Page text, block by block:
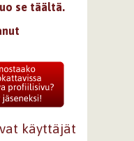
se täältä.
käyttäjät